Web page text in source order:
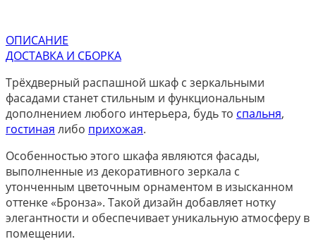
ОПИСАНИЕ
ДОСТАВКА И СБОРКА
Трёхдверный распашной шкаф с зеркальными
фасадами станет стильным и функциональным
дополнением любого интерьера, будь то спальня,
гостиная либо прихожая.
Особенностью этого шкафа являются фасады,
выполненные из декоративного зеркала с
утонченным цветочным орнаментом в изысканном
оттенке «Бронза». Такой дизайн добавляет нотку
элегантности и обеспечивает уникальную атмосферу в
помещении.